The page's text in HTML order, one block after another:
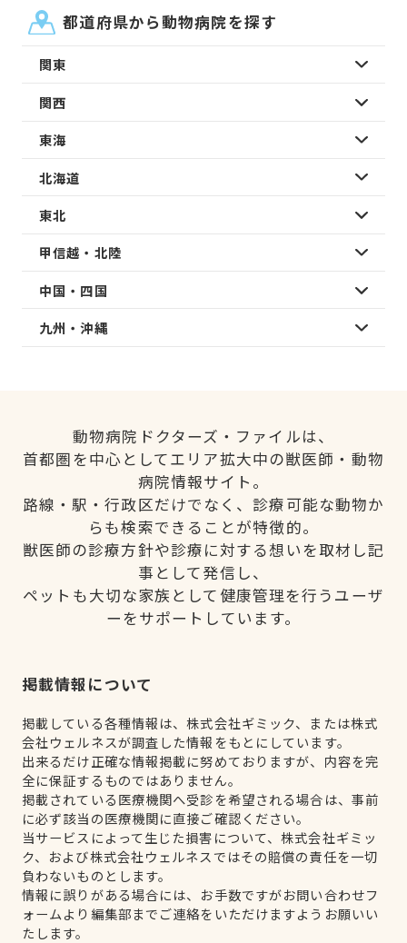
都道府県から動物病院を探す
関東
関西
東海
北海道
東北
甲信越・北陸
中国・四国
九州・沖縄
動物病院ドクターズ・ファイルは、
首都圏を中心としてエリア拡大中の獣医師・動物
病院情報サイト。
路線・駅・行政区だけでなく、診療可能な動物か
らも検索できることが特徴的。
獣医師の診療方針や診療に対する想いを取材し記
事として発信し、
ペットも大切な家族として健康管理を行うユーザ
ーをサポートしています。
掲載情報について
掲載している各種情報は、株式会社ギミック、または株式
会社ウェルネスが調査した情報をもとにしています。
出来るだけ正確な情報掲載に努めておりますが、内容を完
全に保証するものではありません。
掲載されている医療機関へ受診を希望される場合は、事前
に必ず該当の医療機関に直接ご確認ください。
当サービスによって生じた損害について、株式会社ギミッ
ク、および株式会社ウェルネスではその賠償の責任を一切
負わないものとします。
情報に誤りがある場合には、お手数ですがお問い合わせフ
ォームより編集部までご連絡をいただけますようお願いい
たします。